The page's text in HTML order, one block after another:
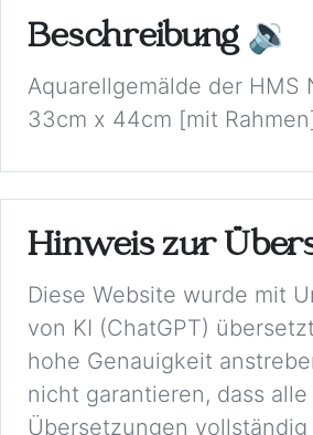
Beschreibung 🔉
Aquarellgemälde der HMS
33cm x 44cm [mit
Hinweis zur
Diese Website wurde mit
von KI (ChatGPT)
hohe Genauigkeit
nicht garantieren, dass alle
Übersetzungen vollständig